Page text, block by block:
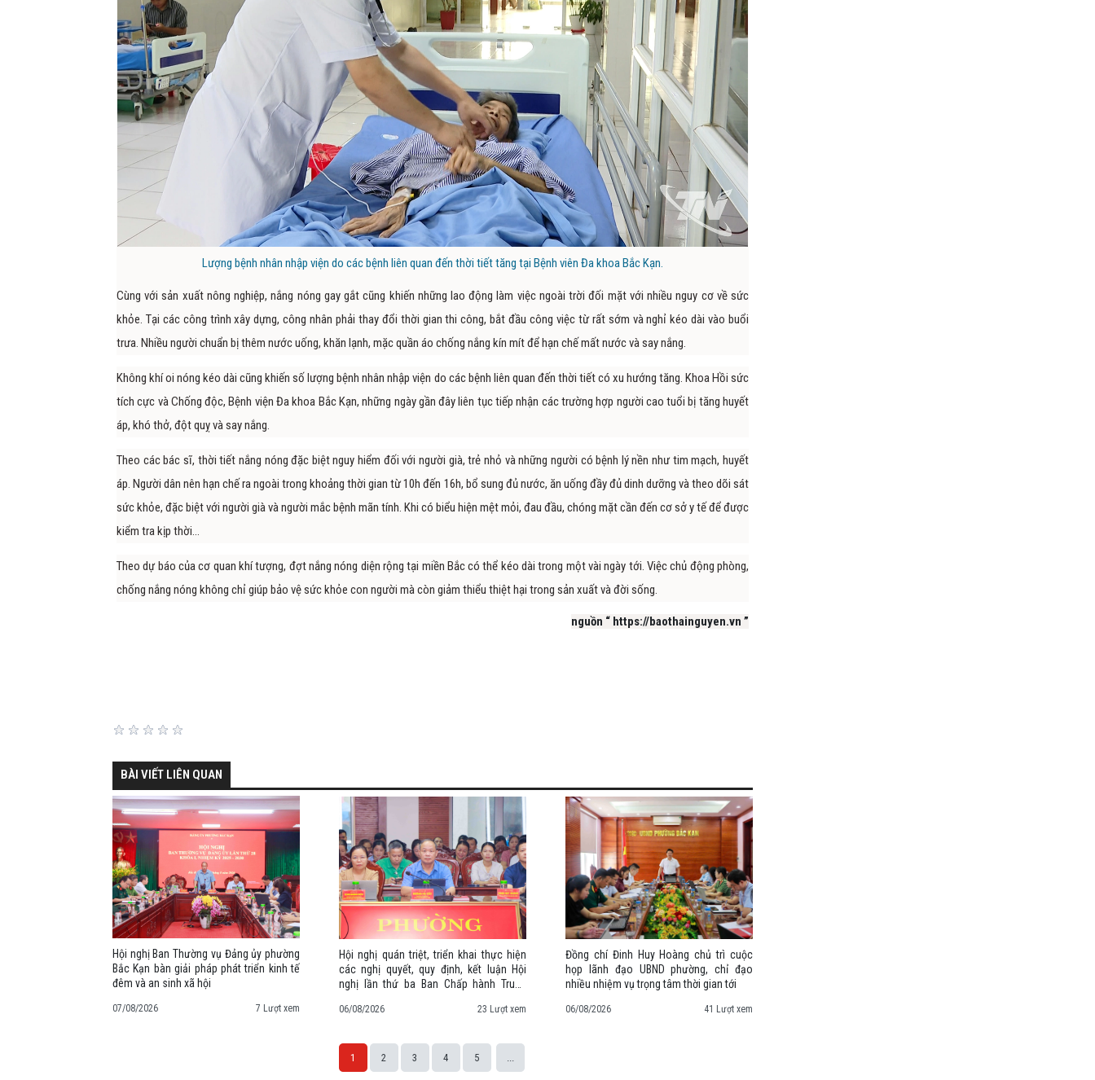
Lượng bệnh nhân nhập viện do các bệnh liên quan đến thời tiết tăng tại Bệnh viên Đa khoa Bắc Kạn.
Cùng với sản xuất nông nghiệp, nắng nóng gay gắt cũng khiến những lao động làm việc ngoài trời đối mặt với nhiều nguy cơ về sức
khỏe. Tại các công trình xây dựng, công nhân phải thay đổi thời gian thi công, bắt đầu công việc từ rất sớm và nghỉ kéo dài vào buổi
trưa. Nhiều người chuẩn bị thêm nước uống, khăn lạnh, mặc quần áo chống nắng kín mít để hạn chế mất nước và say nắng.
Không khí oi nóng kéo dài cũng khiến số lượng bệnh nhân nhập viện do các bệnh liên quan đến thời tiết có xu hướng tăng. Khoa Hồi sức
tích cực và Chống độc, Bệnh viện Đa khoa Bắc Kạn, những ngày gần đây liên tục tiếp nhận các trường hợp người cao tuổi bị tăng huyết
áp, khó thở, đột quỵ và say nắng.
Theo các bác sĩ, thời tiết nắng nóng đặc biệt nguy hiểm đối với người già, trẻ nhỏ và những người có bệnh lý nền như tim mạch, huyết
áp. Người dân nên hạn chế ra ngoài trong khoảng thời gian từ 10h đến 16h, bổ sung đủ nước, ăn uống đầy đủ dinh dưỡng và theo dõi sát
sức khỏe, đặc biệt với người già và người mắc bệnh mãn tính. Khi có biểu hiện mệt mỏi, đau đầu, chóng mặt cần đến cơ sở y tế để được
kiểm tra kịp thời...
Theo dự báo của cơ quan khí tượng, đợt nắng nóng diện rộng tại miền Bắc có thể kéo dài trong một vài ngày tới. Việc chủ động phòng,
chống nắng nóng không chỉ giúp bảo vệ sức khỏe con người mà còn giảm thiểu thiệt hại trong sản xuất và đời sống.
nguồn “ https://baothainguyen.vn ”
BÀI VIẾT LIÊN QUAN
Hội nghị Ban Thường vụ Đảng ủy phường
Bắc Kạn bàn giải pháp phát triển kinh tế
đêm và an sinh xã hội
07/08/2026 7 Lượt xem
Hội nghị quán triệt, triển khai thực hiện
các nghị quyết, quy định, kết luận Hội
nghị lần thứ ba Ban Chấp hành Trung
06/08/2026 23 Lượt xem
Đồng chí Đinh Huy Hoàng chủ trì cuộc
họp lãnh đạo UBND phường, chỉ đạo
nhiều nhiệm vụ trọng tâm thời gian tới
06/08/2026 41 Lượt xem
1 2 3 4 5 ...